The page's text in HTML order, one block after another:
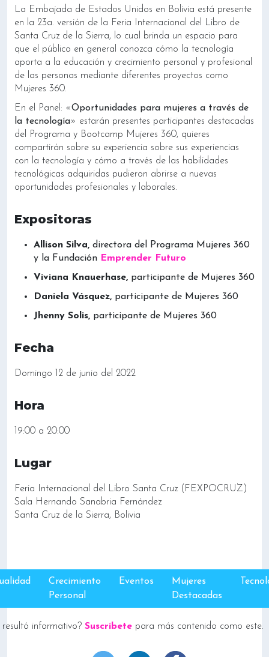
La Embajada de Estados Unidos en Bolivia está presente
en la 23a. versión de la Feria Internacional del Libro de
Santa Cruz de la Sierra, lo cual brinda un espacio para
que el público en general conozca cómo la tecnología
aporta a la educación y crecimiento personal y profesional
de las personas mediante diferentes proyectos como
Mujeres 360.
En el Panel: «Oportunidades para mujeres a través de
la tecnología» estarán presentes participantes destacadas
del Programa y Bootcamp Mujeres 360, quieres
compartirán sobre su experiencia sobre sus experiencias
con la tecnología y cómo a través de las habilidades
tecnológicas adquiridas pudieron abrirse a nuevas
oportunidades profesionales y laborales.
Expositoras
Allison Silva, directora del Programa Mujeres 360
y la Fundación Emprender Futuro
Viviana Knauerhase, participante de Mujeres 360
Daniela Vásquez, participante de Mujeres 360
Jhenny Solis, participante de Mujeres 360
Fecha
Domingo 12 de junio del 2022
Hora
19:00 a 20:00
Lugar
Feria Internacional del Libro Santa Cruz (FEXPOCRUZ)
Sala Hernando Sanabria Fernández
Santa Cruz de la Sierra, Bolivia
Crecimiento
Personal
Eventos
Mujeres
Destacadas
resultó informativo? Suscríbetepara más contenido como este.